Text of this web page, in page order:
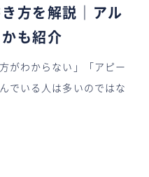
方を解説｜アル
も紹介
がわからない」「アピー
でいる人は多いのではな